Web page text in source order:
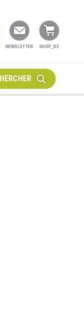
NEWSLETTER SHOP_BE